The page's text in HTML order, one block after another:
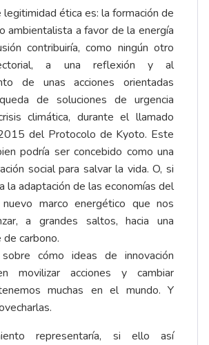
legitimidad ética es: la formación de
ambientalista a favor de la energía
contribuiría, como ningún otro
a una reflexión y al
de unas acciones orientadas
de soluciones de urgencia
climática, durante el llamado
del Protocolo de Kyoto. Este
podría ser concebido como una
social para salvar la vida. O, si
la adaptación de las economías del
marco energético que nos
a grandes saltos, hacia una
carbono.
sobre cómo ideas de innovación
movilizar acciones y cambiar
muchas en el mundo. Y
representaría, si ello así